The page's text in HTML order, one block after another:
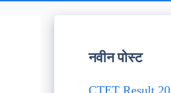
नवीन पोस्ट
CTET Result